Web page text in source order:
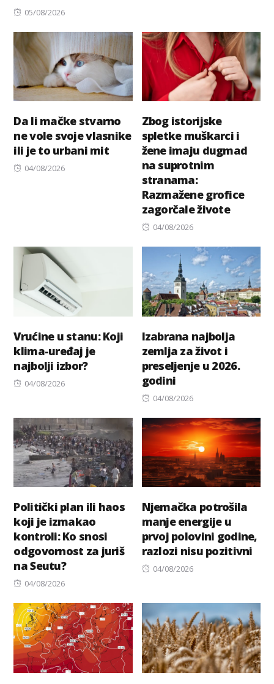
Posted
05/08/2026
Da li mačke stvarno
ne vole svoje vlasnike
ili je to urbani mit
Posted
04/08/2026
Zbog istorijske
spletke muškarci i
žene imaju dugmad
na suprotnim
stranama:
Razmažene grofice
zagorčale živote
Posted
04/08/2026
Vrućine u stanu: Koji
klima-uređaj je
najbolji izbor?
Posted
04/08/2026
Izabrana najbolja
zemlja za život i
preseljenje u 2026.
godini
Posted
04/08/2026
Politički plan ili haos
koji je izmakao
kontroli: Ko snosi
odgovornost za juriš
na Seutu?
Posted
04/08/2026
Njemačka potrošila
manje energije u
prvoj polovini godine,
razlozi nisu pozitivni
Posted
04/08/2026